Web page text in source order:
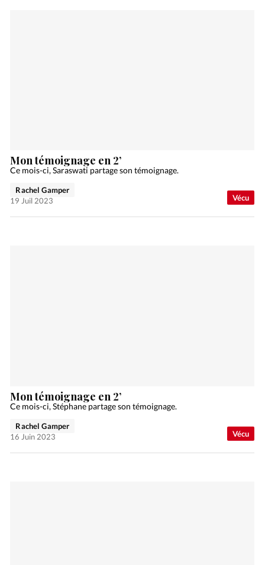
Vécu
Mon témoignage en 2’
Ce mois-ci, Saraswati partage son témoignage.
Rachel Gamper
19 Juil 2023
Vécu
Mon témoignage en 2’
Ce mois-ci, Stéphane partage son témoignage.
Rachel Gamper
16 Juin 2023